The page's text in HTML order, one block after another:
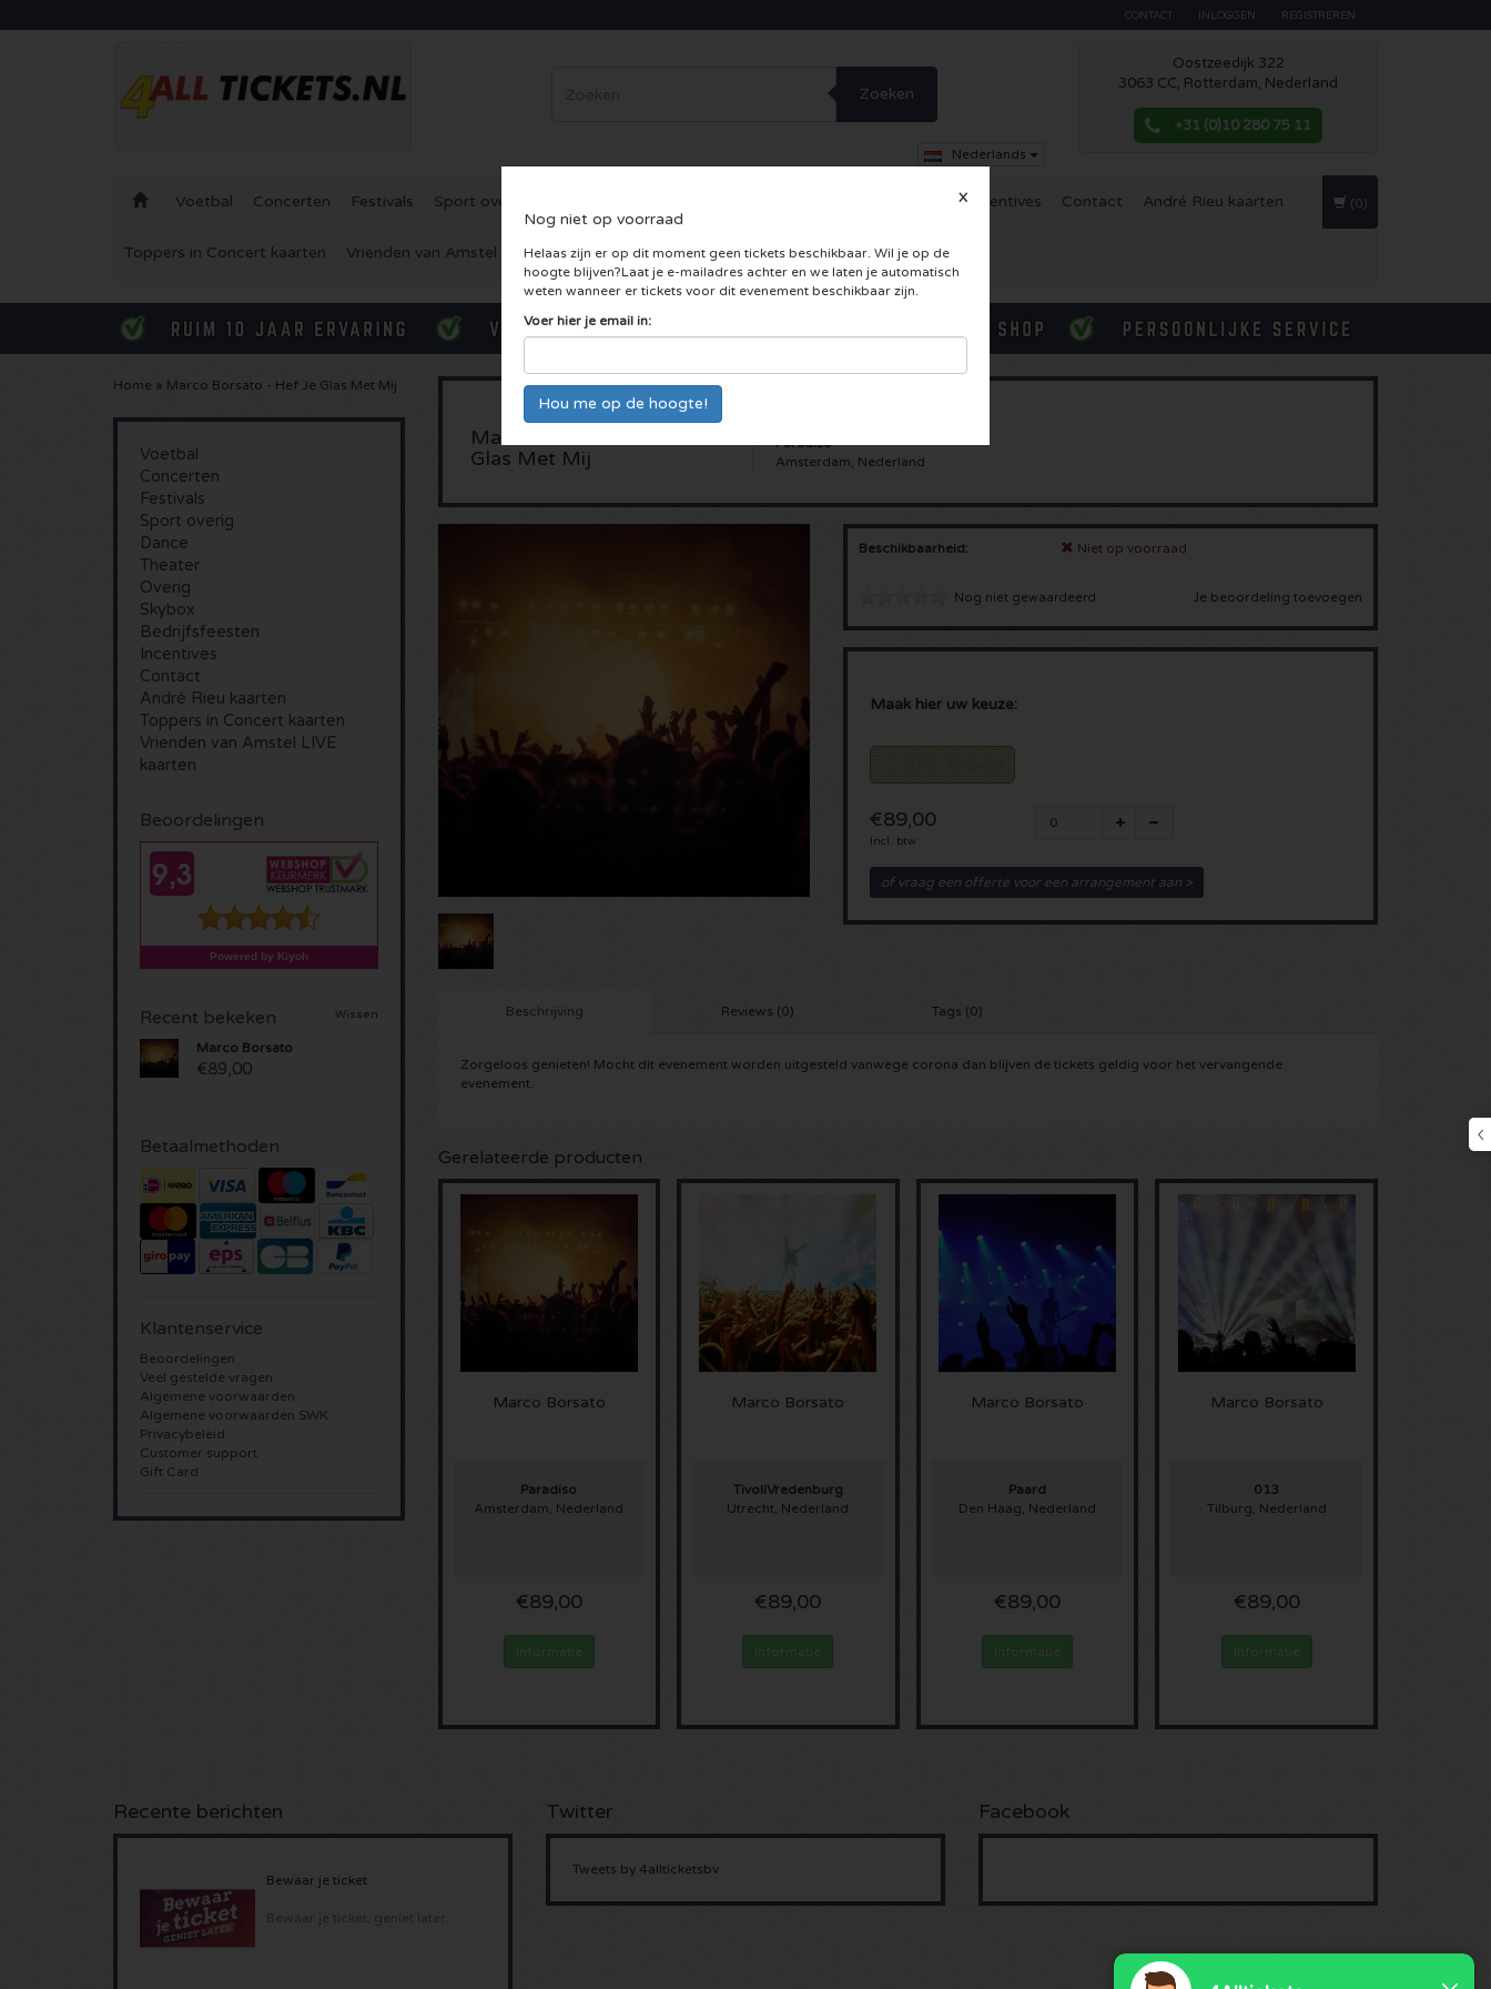
CONTACT INLOGGEN REGISTREREN
Zoeken
Nederlands
Oostzeedijk 322
3063 CC, Rotterdam, Nederland
+31 (0)10 280 75 11
Voetbal Concerten Festivals Sport overig Incentives Contact André Rieu kaarten
Toppers in Concert kaarten Vrienden van Amstel LIVE kaarten
(0)
Nog niet op voorraad
X
Helaas zijn er op dit moment geen tickets beschikbaar. Wil je op de
hoogte blijven?Laat je e-mailadres achter en we laten je automatisch
weten wanneer er tickets voor dit evenement beschikbaar zijn.
Voer hier je email in:
Home » Marco Borsato - Hef Je Glas Met Mij
Voetbal
Concerten
Festivals
Sport overig
Dance
Theater
Overig
Skybox
Bedrijfsfeesten
Incentives
Contact
André Rieu kaarten
Toppers in Concert kaarten
Vrienden van Amstel LIVE
kaarten
Beoordelingen
Recent bekeken Wissen
Marco Borsato
€89,00
Betaalmethoden
Klantenservice
Beoordelingen
Veel gestelde vragen
Algemene voorwaarden
Algemene voorwaarden SWK
Privacybeleid
Customer support
Gift Card
Marco Borsato - Hef Je
Glas Met Mij
Paradiso
Amsterdam, Nederland
Beschikbaarheid: Niet op voorraad
Nog niet gewaardeerd Je beoordeling toevoegen
Maak hier uw keuze:
€89,00
Incl. btw
of vraag een offerte voor een arrangement aan >
Beschrijving Reviews (0) Tags (0)
Zorgeloos genieten! Mocht dit evenement worden uitgesteld vanwege corona dan blijven de tickets geldig voor het vervangende
evenement.
Gerelateerde producten
Marco Borsato
Paradiso
Amsterdam, Nederland
€89,00
Informatie
Marco Borsato
TivoliVredenburg
Utrecht, Nederland
€89,00
Informatie
Marco Borsato
Paard
Den Haag, Nederland
€89,00
Informatie
Marco Borsato
013
Tilburg, Nederland
€89,00
Informatie
Recente berichten
Bewaar je ticket
Twitter
Tweets by 4allticketsbv
Facebook